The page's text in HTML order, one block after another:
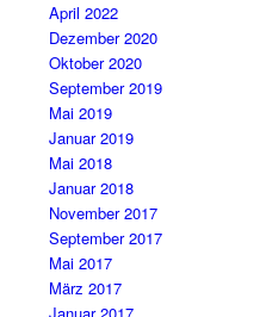
April 2022
Dezember 2020
Oktober 2020
September 2019
Mai 2019
Januar 2019
Mai 2018
Januar 2018
November 2017
September 2017
Mai 2017
März 2017